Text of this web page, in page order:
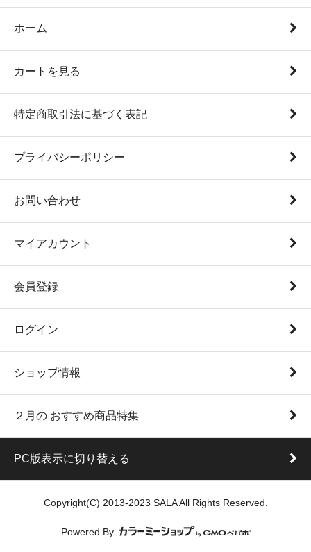
ホーム
カートを見る
特定商取引法に基づく表記
プライバシーポリシー
お問い合わせ
マイアカウント
会員登録
ログイン
ショップ情報
２月の おすすめ商品特集
PC版表示に切り替える
Copyright(C) 2013-2023 SALA All Rights Reserved.
Powered By